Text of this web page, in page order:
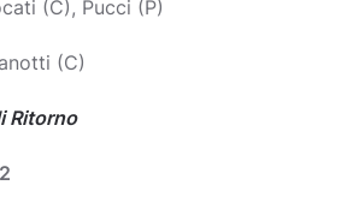
(C), Pucci (P)
(C)
Ritorno